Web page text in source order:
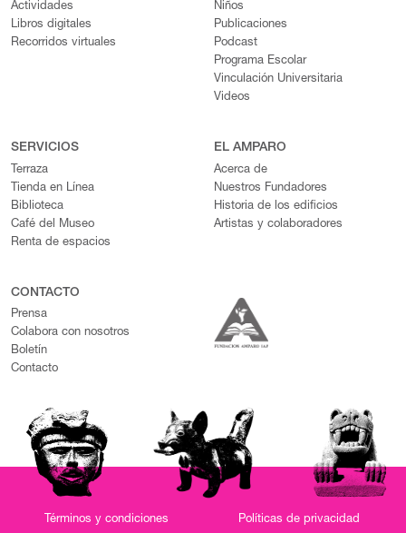
Actividades
Libros digitales
Recorridos virtuales
Niños
Publicaciones
Podcast
Programa Escolar
Vinculación Universitaria
Videos
SERVICIOS
Terraza
Tienda en Línea
Biblioteca
Café del Museo
Renta de espacios
EL AMPARO
Acerca de
Nuestros Fundadores
Historia de los edificios
Artistas y colaboradores
CONTACTO
Prensa
Colabora con nosotros
Boletín
Contacto
Términos y condiciones Políticas de privacidad